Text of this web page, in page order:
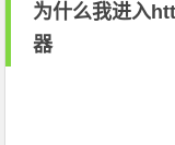
为什么我进入
器